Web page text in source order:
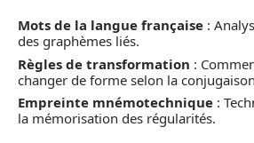
Mots de la langue française :
des graphèmes liés.
Règles de transformation :
changer de forme selon la
Empreinte mnémotechnique :
la mémorisation des régularités.